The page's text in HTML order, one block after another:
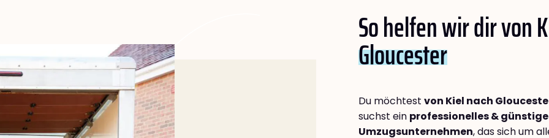
So helfen wir dir von
Gloucester
Du möchtest von Kiel nach
suchst ein professionelles &
Umzugsunternehmen, das sich um